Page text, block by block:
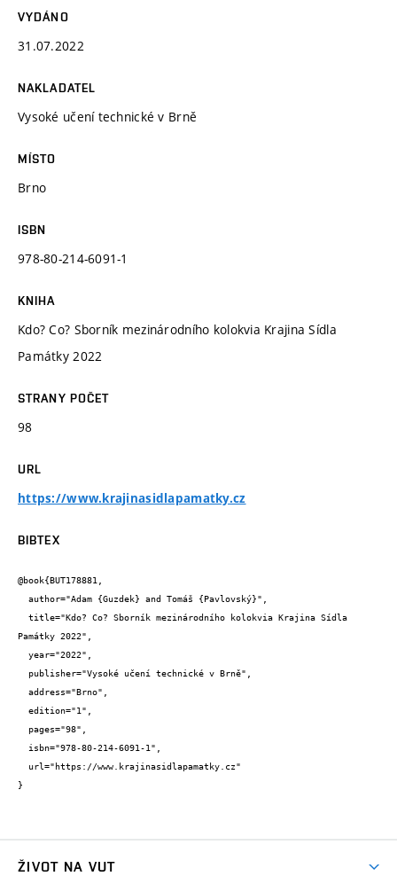
VYDÁNO
31.07.2022
NAKLADATEL
Vysoké učení technické v Brně
MÍSTO
Brno
ISBN
978-80-214-6091-1
KNIHA
Kdo? Co? Sborník mezinárodního kolokvia Krajina Sídla
Památky 2022
STRANY POČET
98
URL
https://www.krajinasidlapamatky.cz
BIBTEX
@book{BUT178881,
Památky 2022",
}
ŽIVOT NA VUT